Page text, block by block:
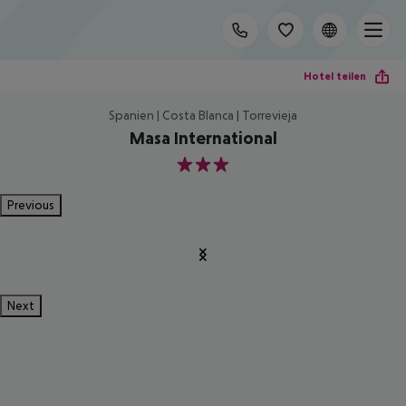
Hotel teilen
Spanien | Costa Blanca | Torrevieja
Masa International
3
Previous
Next